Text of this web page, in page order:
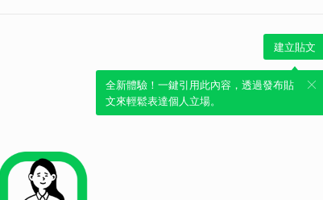
建立貼文
全新體驗！一鍵引用此內容，透過發布貼
文來輕鬆表達個人立場。